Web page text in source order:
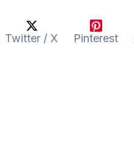
Twitter / X Pinterest